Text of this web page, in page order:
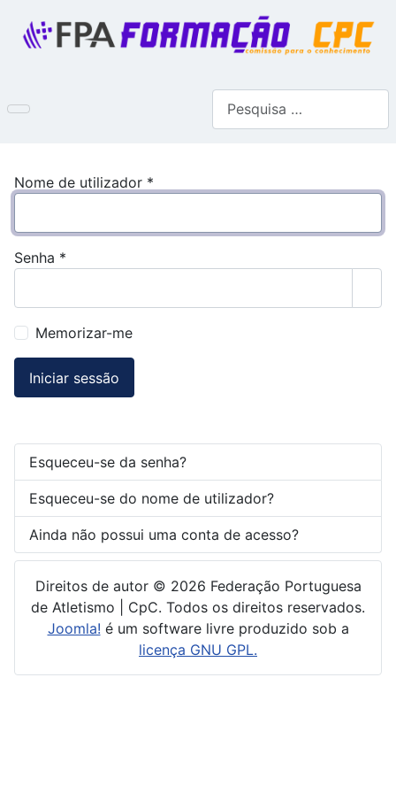
Nome de utilizador *
Senha *
Memorizar-me
Iniciar sessão
Esqueceu-se da senha?
Esqueceu-se do nome de utilizador?
Ainda não possui uma conta de acesso?
Direitos de autor © 2026 Federação Portuguesa
de Atletismo | CpC. Todos os direitos reservados.
Joomla! é um software livre produzido sob a
licença GNU GPL.